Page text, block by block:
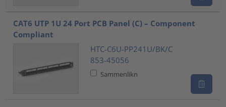
CAT6 UTP 1U 24 Port PCB Panel (C) – Component
Compliant
HTC-C6U-PP241U/BK/C
853-45056
Sammenlikn